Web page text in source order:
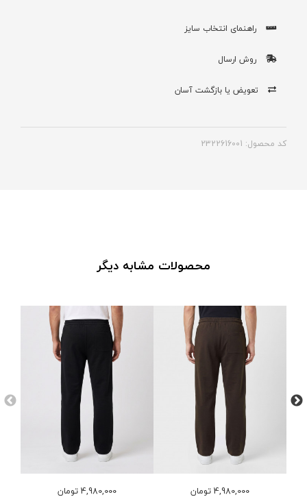
راهنمای انتخاب سایز
روش ارسال
تعویض یا بازگشت آسان
کد محصول: 2322616001
محصولات مشابه دیگر
4,980,000 تومان 4,980,000 تومان